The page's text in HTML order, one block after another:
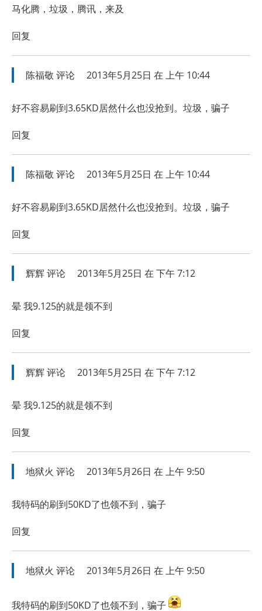
马化腾，垃圾，腾讯，来及
回复
陈福敬 评论 2013年5月25日 在 上午 10:44
好不容易刷到3.65KD居然什么也没抢到。垃圾，骗子
回复
陈福敬 评论 2013年5月25日 在 上午 10:44
好不容易刷到3.65KD居然什么也没抢到。垃圾，骗子
回复
辉辉 评论 2013年5月25日 在 下午 7:12
晕 我9.125的就是领不到
回复
辉辉 评论 2013年5月25日 在 下午 7:12
晕 我9.125的就是领不到
回复
地狱火 评论 2013年5月26日 在 上午 9:50
我特码的刷到50KD了也领不到，骗子
回复
地狱火 评论 2013年5月26日 在 上午 9:50
我特码的刷到50KD了也领不到，骗子